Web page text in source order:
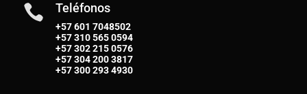
 Teléfonos
+57 601 7048502
+57310 565 0594
+57302 215 0576
+57304 200 3817
+57300 293 4930